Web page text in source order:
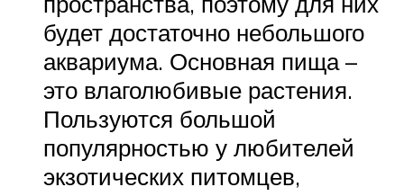
будет достаточно небольшого
аквариума. Основная пища –
это влаголюбивые растения.
Пользуются большой
популярностью у любителей
экзотических питомцев,